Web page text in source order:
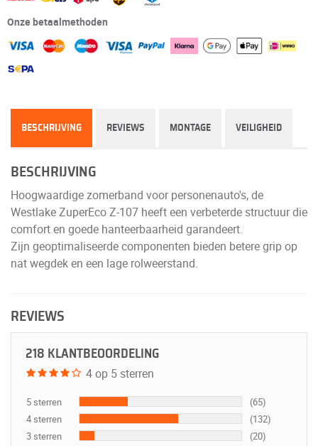
Onze betaalmethoden
BESCHRIJVING REVIEWS MONTAGE VEILIGHEID
BESCHRIJVING
Hoogwaardige zomerband voor personenauto's, de
Westlake ZuperEco Z-107 heeft een verbeterde structuur die
comfort en goede hanteerbaarheid garandeert.
Zijn geoptimaliseerde componenten bieden betere grip op
nat wegdek en een lage rolweerstand.
REVIEWS
218 KLANTBEOORDELING
4 op 5 sterren
5 sterren
(65)
4 sterren
(132)
3 sterren
(20)